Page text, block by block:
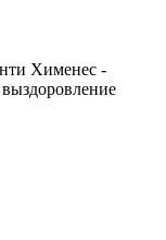
Хименес -